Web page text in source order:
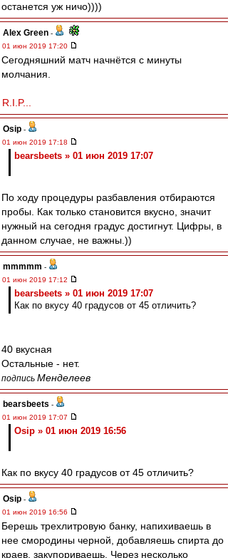
останется уж ничо))))
Alex Green -
01 июн 2019 17:20
Сегодняшний матч начнётся с минуты
молчания.
R.I.P...
Osip -
01 июн 2019 17:18
bearsbeets » 01 июн 2019 17:07
По ходу процедуры разбавления отбираются
пробы. Как только становится вкусно, значит
нужный на сегодня градус достигнут. Цифры, в
данном случае, не важны.))
mmmmm -
01 июн 2019 17:12
bearsbeets » 01 июн 2019 17:07
Как по вкусу 40 градусов от 45 отличить?
40 вкусная
Остальные - нет.
подпись Менделеев
bearsbeets -
01 июн 2019 17:07
Osip » 01 июн 2019 16:56
Как по вкусу 40 градусов от 45 отличить?
Osip -
01 июн 2019 16:56
Берешь трехлитровую банку, напихиваешь в
нее смородины черной, добавляешь спирта до
краев, закупориваешь. Через несколько